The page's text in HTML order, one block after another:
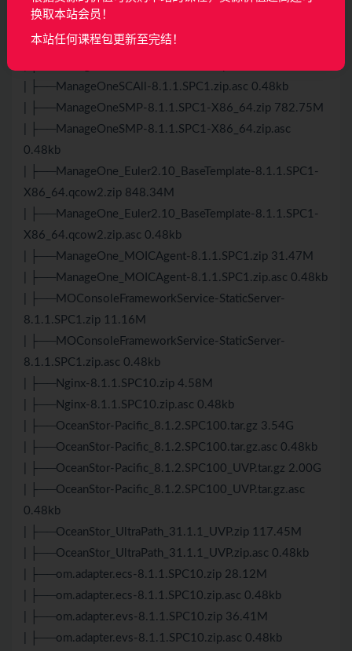
| ├──ManageOneOCAll-8.1.1.SPC1-X86_64.zip.asc
0.48kb
| ├──ManageOneSCAll-8.1.1.SPC1.zip.asc 0.48kb
| ├──ManageOneSMP-8.1.1.SPC1-X86_64.zip 782.75M
| ├──ManageOneSMP-8.1.1.SPC1-X86_64.zip.asc
0.48kb
| ├──ManageOne_Euler2.10_BaseTemplate-8.1.1.SPC1-
X86_64.qcow2.zip 848.34M
| ├──ManageOne_Euler2.10_BaseTemplate-8.1.1.SPC1-
X86_64.qcow2.zip.asc 0.48kb
| ├──ManageOne_MOICAgent-8.1.1.SPC1.zip 31.47M
| ├──ManageOne_MOICAgent-8.1.1.SPC1.zip.asc 0.48kb
| ├──MOConsoleFrameworkService-StaticServer-
8.1.1.SPC1.zip 11.16M
| ├──MOConsoleFrameworkService-StaticServer-
8.1.1.SPC1.zip.asc 0.48kb
| ├──Nginx-8.1.1.SPC10.zip 4.58M
| ├──Nginx-8.1.1.SPC10.zip.asc 0.48kb
| ├──OceanStor-Pacific_8.1.2.SPC100.tar.gz 3.54G
| ├──OceanStor-Pacific_8.1.2.SPC100.tar.gz.asc 0.48kb
| ├──OceanStor-Pacific_8.1.2.SPC100_UVP.tar.gz 2.00G
| ├──OceanStor-Pacific_8.1.2.SPC100_UVP.tar.gz.asc
0.48kb
| ├──OceanStor_UltraPath_31.1.1_UVP.zip 117.45M
| ├──OceanStor_UltraPath_31.1.1_UVP.zip.asc 0.48kb
| ├──om.adapter.ecs-8.1.1.SPC10.zip 28.12M
| ├──om.adapter.ecs-8.1.1.SPC10.zip.asc 0.48kb
| ├──om.adapter.evs-8.1.1.SPC10.zip 36.41M
| ├──om.adapter.evs-8.1.1.SPC10.zip.asc 0.48kb
换取本站会员！
本站任何课程包更新至完结！